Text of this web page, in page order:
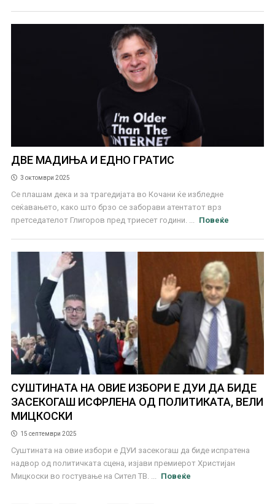
ДВЕ МАДИЊА И ЕДНО ГРАТИС
3 октомври 2025
Се плашам дека и за трагедијата во Кочани ќе избледне
сеќавањето, како што брзо се заборави атентатот врз
претседателот Глигоров пред триесет години. ...
Повеќе
СУШТИНАТА НА ОВИЕ ИЗБОРИ Е ДУИ ДА БИДЕ
ЗАСЕКОГАШ ИСФРЛЕНА ОД ПОЛИТИКАТА, ВЕЛИ
МИЦКОСКИ
15 септември 2025
Суштината на овие избори е ДУИ засекогаш да биде испратена
надвор од политичката сцена, изјави премиерот Христијан
Мицкоски во гостување на Сител ТВ. ...
Повеќе